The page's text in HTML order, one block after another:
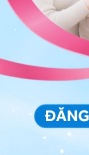
Chẩn đoán
virus